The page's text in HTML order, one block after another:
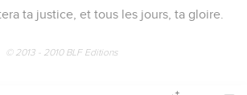
ta justice, et tous les jours, ta gloire.
© 2013 - 2010 BLF Editions